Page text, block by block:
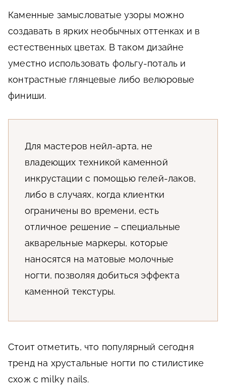
Каменные замысловатые узоры можно
создавать в ярких необычных оттенках и в
естественных цветах. В таком дизайне
уместно использовать фольгу-поталь и
контрастные глянцевые либо велюровые
финиши.
Для мастеров нейл-арта, не
владеющих техникой каменной
инкрустации с помощью гелей-лаков,
либо в случаях, когда клиентки
ограничены во времени, есть
отличное решение – специальные
акварельные маркеры, которые
наносятся на матовые молочные
ногти, позволяя добиться эффекта
каменной текстуры.
Стоит отметить, что популярный сегодня
тренд на хрустальные ногти по стилистике
схож с milky nails.